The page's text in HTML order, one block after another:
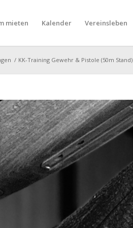
mieten Kalender Vereinsleben
/ KK-Training Gewehr & Pistole (50m Stand)